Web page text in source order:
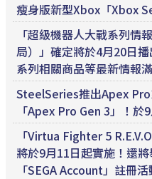
瘦身版新型Xbox「Xbox
「超級機器人大戰系列情
局）」確定將於4月20日
系列相關商品等最新情報滿
SteelSeries推出Apex
「Apex Pro Gen 3」！於
「Virtua Fighter 5
將於9月11日起實施！還
「SEGA Account」註冊活